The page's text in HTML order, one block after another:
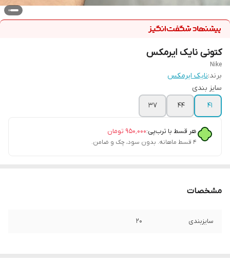
کتونی نایک ایرمکس
Nike
برند:نایک ایرمکس
سایز بندی
41
44
37
هر قسط با ترب‌پی:۹۵۰٬۰۰۰ تومان
۴ قسط ماهانه. بدون سود، چک و ضامن.
مشخصات
سایزبندی ۲۰